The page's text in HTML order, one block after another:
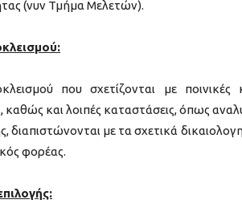
(νυν Τμήμα Μελετών).
που σχετίζονται με
καθώς και λοιπές καταστάσεις, όπως
διαπιστώνονται με τα σχετικά
φορέας.